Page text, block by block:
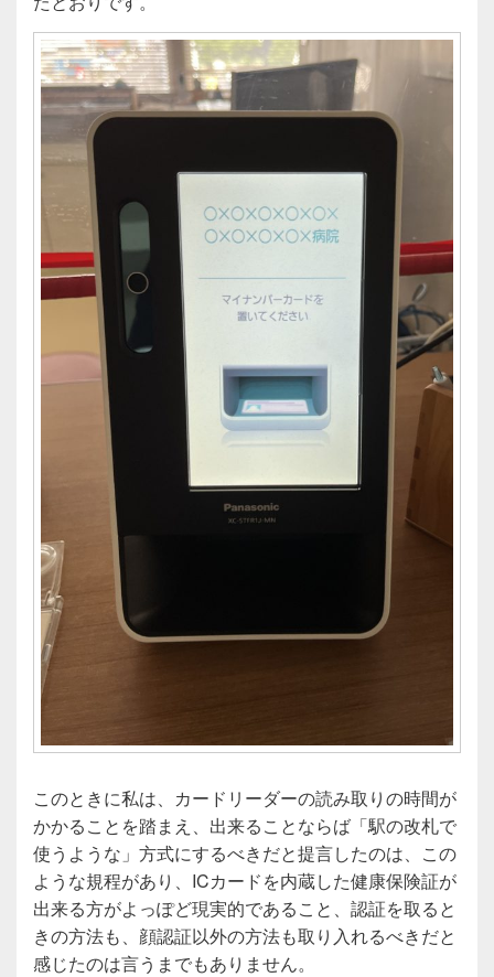
このときに私は、カードリーダーの読み取りの時間が
かかることを踏まえ、出来ることならば「駅の改札で
使うような」方式にするべきだと提言したのは、この
ような規程があり、ICカードを内蔵した健康保険証が
出来る方がよっぽど現実的であること、認証を取ると
きの方法も、顔認証以外の方法も取り入れるべきだと
感じたのは言うまでもありません。